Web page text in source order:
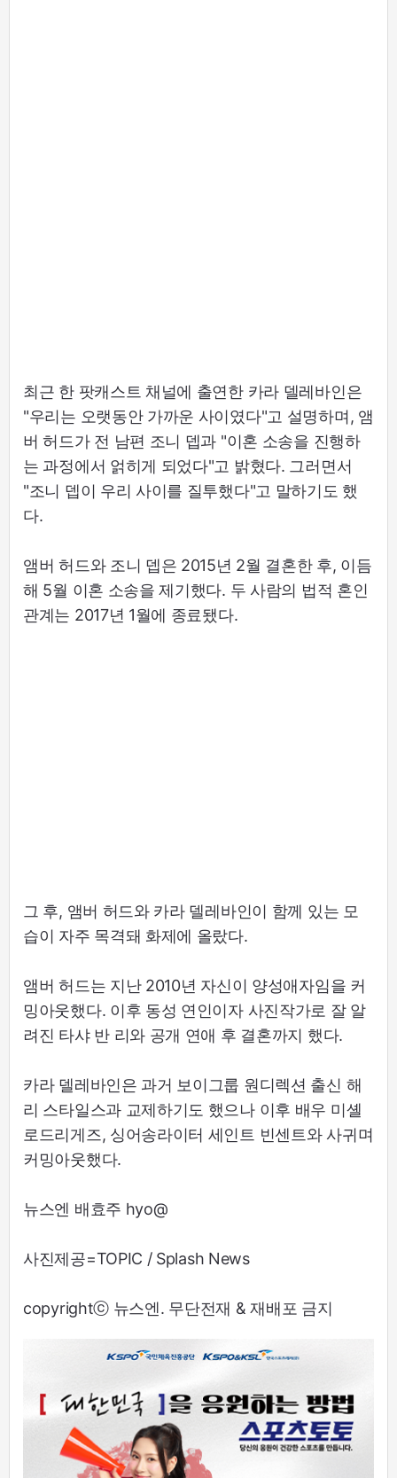
최근 한 팟캐스트 채널에 출연한 카라 델레바인은
"우리는 오랫동안 가까운 사이였다"고 설명하며, 앰
버 허드가 전 남편 조니 뎁과 "이혼 소송을 진행하
는 과정에서 얽히게 되었다"고 밝혔다. 그러면서
"조니 뎁이 우리 사이를 질투했다"고 말하기도 했
다.
앰버 허드와 조니 뎁은 2015년 2월 결혼한 후, 이듬
해 5월 이혼 소송을 제기했다. 두 사람의 법적 혼인
관계는 2017년 1월에 종료됐다.
그 후, 앰버 허드와 카라 델레바인이 함께 있는 모
습이 자주 목격돼 화제에 올랐다.
앰버 허드는 지난 2010년 자신이 양성애자임을 커
밍아웃했다. 이후 동성 연인이자 사진작가로 잘 알
려진 타샤 반 리와 공개 연애 후 결혼까지 했다.
카라 델레바인은 과거 보이그룹 원디렉션 출신 해
리 스타일스과 교제하기도 했으나 이후 배우 미셸
로드리게즈, 싱어송라이터 세인트 빈센트와 사귀며
커밍아웃했다.
뉴스엔 배효주 hyo@
사진제공=TOPIC / Splash News
copyrightⓒ 뉴스엔. 무단전재 & 재배포 금지